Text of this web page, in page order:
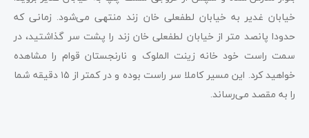
خیابان غدیر به خیابان لطفعلی خان زند منتهی می‌شود. زمانی که
حدودا پانصد متر از خیابان لطفعلی خان زند را پشت سر گذاشتید، در
سمت راست خود خانه زینت الملوک و نارنجستان قوام را مشاهده
خواهید کرد. این مسیر کاملا سر راست بوده و در کمتر از ۱۵ دقیقه شما
را به مقصد می‌رساند.